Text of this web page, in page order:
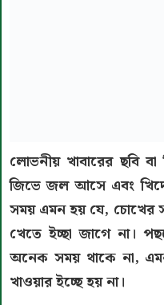
লোভনীয় খাবারের ছবি
জিভে জল আসে এবং
সময় এমন হয় যে, চোখের
খেতে ইচ্ছা জাগে না।
অনেক সময় থাকে না,
খাওয়ার ইচ্ছে হয় না।